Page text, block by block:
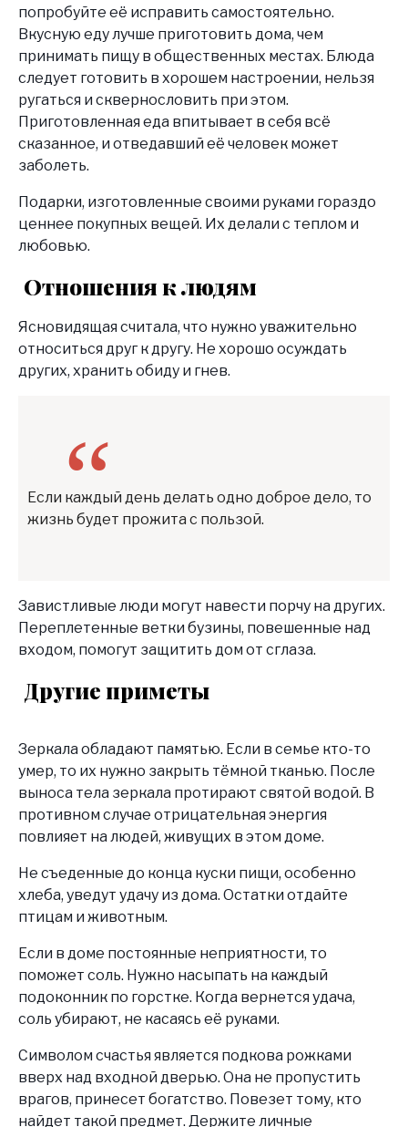
попробуйте её исправить самостоятельно.
Вкусную еду лучше приготовить дома, чем
принимать пищу в общественных местах. Блюда
следует готовить в хорошем настроении, нельзя
ругаться и сквернословить при этом.
Приготовленная еда впитывает в себя всё
сказанное, и отведавший её человек может
заболеть.
Подарки, изготовленные своими руками гораздо
ценнее покупных вещей. Их делали с теплом и
любовью.
Отношения к людям
Ясновидящая считала, что нужно уважительно
относиться друг к другу. Не хорошо осуждать
других, хранить обиду и гнев.
Если каждый день делать одно доброе дело, то
жизнь будет прожита с пользой.
Завистливые люди могут навести порчу на других.
Переплетенные ветки бузины, повешенные над
входом, помогут защитить дом от сглаза.
Другие приметы
Зеркала обладают памятью. Если в семье кто-то
умер, то их нужно закрыть тёмной тканью. После
выноса тела зеркала протирают святой водой. В
противном случае отрицательная энергия
повлияет на людей, живущих в этом доме.
Не съеденные до конца куски пищи, особенно
хлеба, уведут удачу из дома. Остатки отдайте
птицам и животным.
Если в доме постоянные неприятности, то
поможет соль. Нужно насыпать на каждый
подоконник по горстке. Когда вернется удача,
соль убирают, не касаясь её руками.
Символом счастья является подкова рожками
вверх над входной дверью. Она не пропустить
врагов, принесет богатство. Повезет тому, кто
найдет такой предмет. Держите личные